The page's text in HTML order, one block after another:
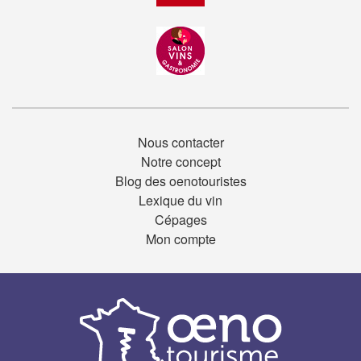
Nous contacter
Notre concept
Blog des oenotouristes
Lexique du vin
Cépages
Mon compte